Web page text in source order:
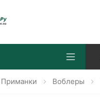
Приманки Воблеры